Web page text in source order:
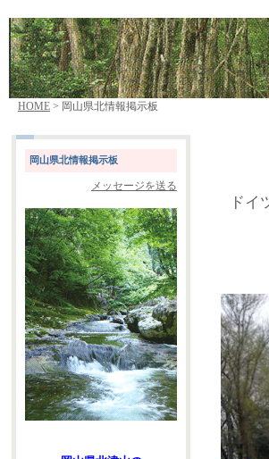
HOME > 岡山県北情報掲示板
岡山県北情報掲示板
メッセージを送る
ド